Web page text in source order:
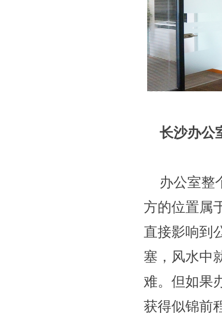
长沙办公
办公室整
方的位置属
直接影响到
塞，风水中
难。但如果
获得似锦前